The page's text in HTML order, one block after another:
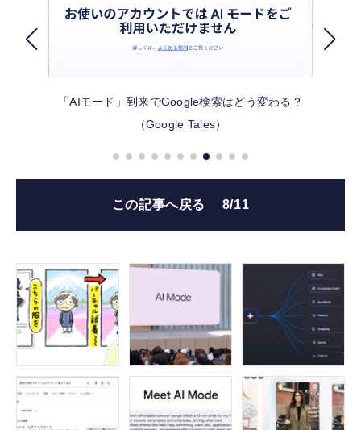
公式ストア
「AIモード」到来でGoogle検索はどう変わる？
（Google Tales）
この記事へ戻る 8/11